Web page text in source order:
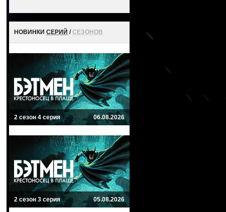
НОВИНКИ СЕРИЙ /СЕЗОНОВ
2 сезон 4 серия 06.08.2026
2 сезон 3 серия 05.08.2026